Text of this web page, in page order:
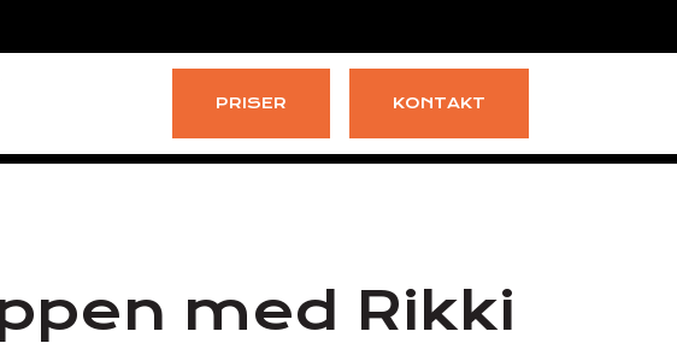
PRISER KONTAKT
med Rikki